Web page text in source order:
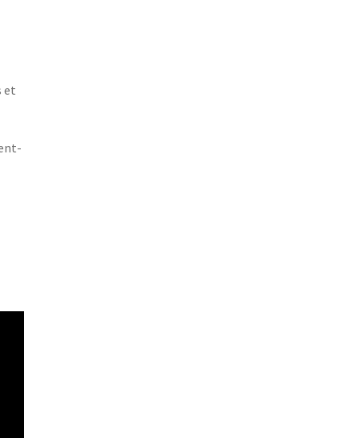
et